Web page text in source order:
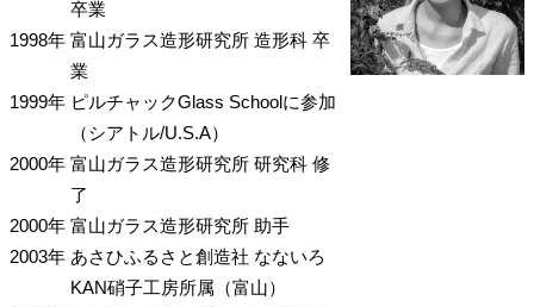
卒業
1998年 富山ガラス造形研究所 造形科 卒
業
1999年 ピルチャックGlass Schoolに参加
（シアトル/U.S.A）
2000年 富山ガラス造形研究所 研究科 修
了
2000年 富山ガラス造形研究所 助手
2003年 あさひふるさと創造社 なないろ
KAN硝子工房所属（富山）